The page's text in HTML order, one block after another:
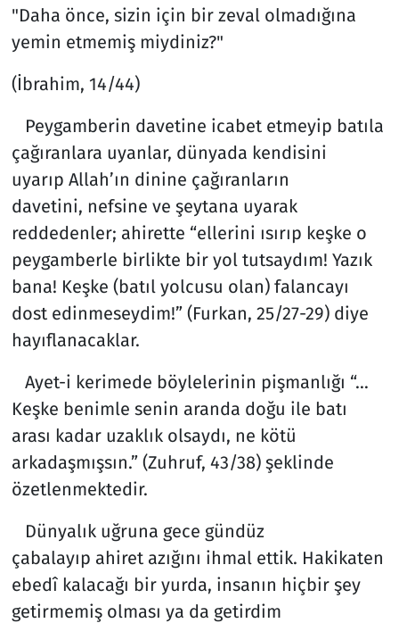
"Daha önce, sizin için bir zeval olmadığına
yemin etmemiş miydiniz?"
(İbrahim, 14/44)
Peygamberin davetine icabet etmeyip batıla
çağıranlara uyanlar, dünyada kendisini
uyarıp Allah’ın dinine çağıranların
davetini, nefsine ve şeytana uyarak
reddedenler; ahirette “ellerini ısırıp keşke o
peygamberle birlikte bir yol tutsaydım! Yazık
bana! Keşke (batıl yolcusu olan) falancayı
dost edinmeseydim!” (Furkan, 25/27-29) diye
hayıflanacaklar.
Ayet-i kerimede böylelerinin pişmanlığı “…
Keşke benimle senin aranda doğu ile batı
arası kadar uzaklık olsaydı, ne kötü
arkadaşmışsın.” (Zuhruf, 43/38) şeklinde
özetlenmektedir.
Dünyalık uğruna gece gündüz
çabalayıp ahiret azığını ihmal ettik. Hakikaten
ebedî kalacağı bir yurda, insanın hiçbir şey
getirmemiş olması ya da getirdim